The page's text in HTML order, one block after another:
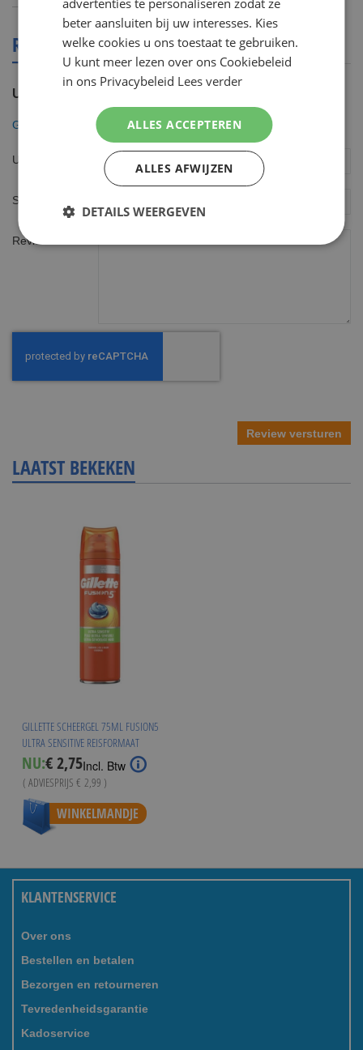
REVIEWS OVER DIT PRODUCT
U plaatst een review over:
Gillette Scheergel 75ml Fusion5 Ultra Sensitive Reisformaat
Uw naam
Samenvatting
Review
Review versturen
LAATST BEKEKEN
GILLETTE SCHEERGEL 75ML FUSION5
ULTRA SENSITIVE REISFORMAAT
NU:Special
Price
€ 2,75Incl. Btw
( ADVIESPRIJS € 2,99 )
WINKELMANDJE
KLANTENSERVICE
Over ons
Bestellen en betalen
Bezorgen en retourneren
Tevredenheidsgarantie
Kadoservice
advertenties te personaliseren zodat ze
beter aansluiten bij uw interesses. Kies
welke cookies u ons toestaat te gebruiken.
U kunt meer lezen over ons Cookiebeleid
in ons Privacybeleid Lees verder
ALLES ACCEPTEREN
ALLES AFWIJZEN
DETAILS WEERGEVEN